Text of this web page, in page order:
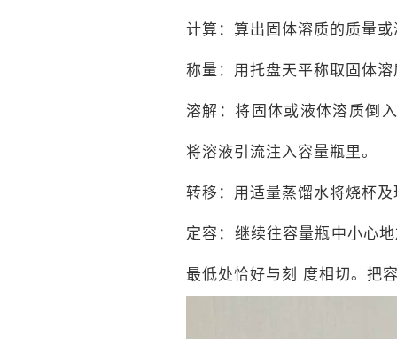
计算：算出固体溶质的质量
称量：用托盘天平称取固体
溶解：将固体或液体溶质倒
将溶液引流注入容量瓶里。
转移：用适量蒸馏水将烧杯
定容：继续往容量瓶中小心
最低处恰好与刻 度相切。把